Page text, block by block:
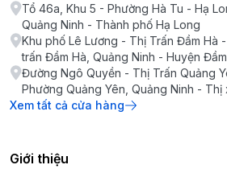
Tổ 46a, Khu 5 - Phường Hà Tu - Hạ
Quảng Ninh - Thành phố Hạ Long
Khu phố Lê Lương - Thị Trấn Đầm Hà
trấn Đầm Hà, Quảng Ninh - Huyện
Đường Ngô Quyền - Thị Trấn Quảng
Phường Quảng Yên, Quảng Ninh - Thị
Xem tất cả cửa hàng
Giới thiệu